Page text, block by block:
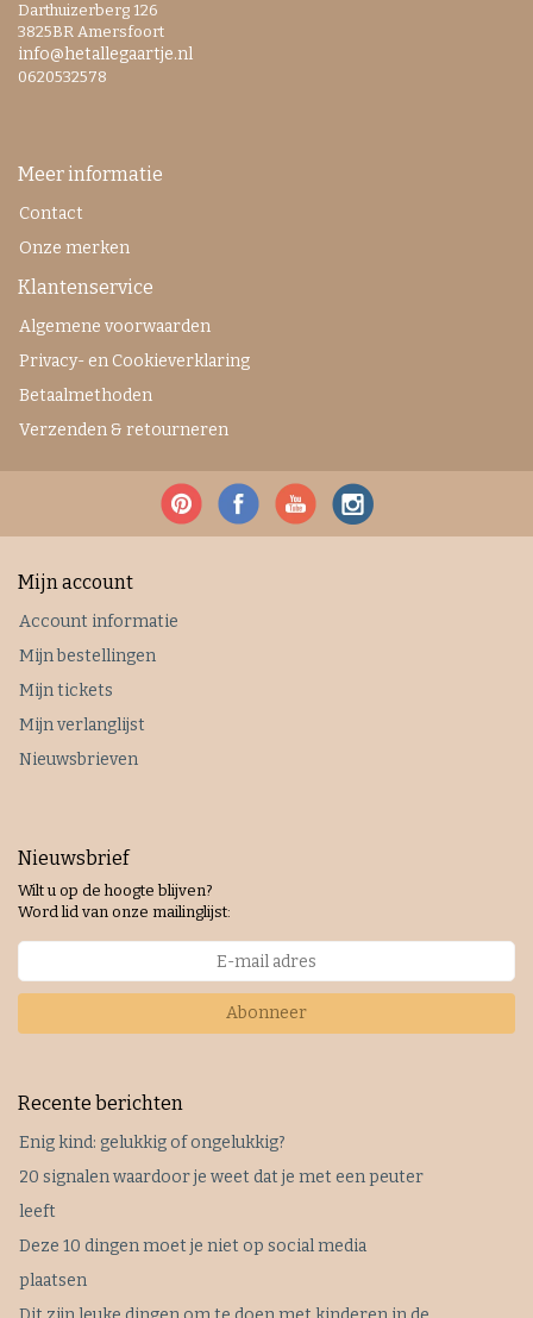
Darthuizerberg 126
3825BR Amersfoort
info@hetallegaartje.nl
0620532578
Meer informatie
Contact
Onze merken
Klantenservice
Algemene voorwaarden
Privacy- en Cookieverklaring
Betaalmethoden
Verzenden & retourneren
Mijn account
Account informatie
Mijn bestellingen
Mijn tickets
Mijn verlanglijst
Nieuwsbrieven
Nieuwsbrief
Wilt u op de hoogte blijven?
Word lid van onze mailinglijst:
Abonneer
Recente berichten
Enig kind: gelukkig of ongelukkig?
20 signalen waardoor je weet dat je met een peuter
leeft
Deze 10 dingen moet je niet op social media
plaatsen